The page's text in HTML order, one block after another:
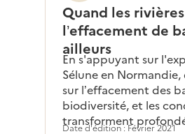
Quand les
l’effacement de
ailleurs
En s'appuyant sur
Sélune en
sur l’effacement des
biodiversité, et les
transforment
Date d'édition : Février 2021